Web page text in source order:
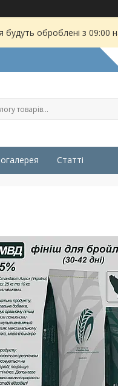
оброблені з
Статті